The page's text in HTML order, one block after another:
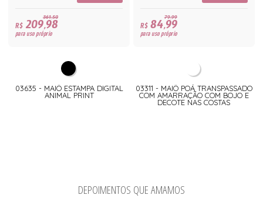
361,50
R$209,98
para uso próprio
03635 - MAIÔ ESTAMPA DIGITAL
ANIMAL PRINT
79,99
R$84,99
para uso próprio
03311 - MAIÔ POÁ TRANSPASSADO
COM AMARRAÇÃO COM BOJO E
DECOTE NAS COSTAS
DEPOIMENTOS QUE AMAMOS